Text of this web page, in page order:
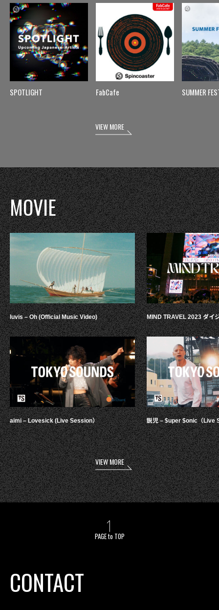
SPOTLIGHT FabCafe SUMMER
VIEW MORE
MOVIE
luvis – Oh (Official Music Video)
aimi – Lovesick (Live Session）
MIND TRAVEL 2023 ダイ
鋭児 – $uper $onic（Live
VIEW MORE
PAGE to TOP
CONTACT